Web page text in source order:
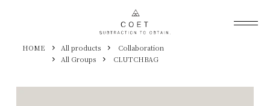
HOME All products
Collaboration
All Groups
CLUTCHBAG